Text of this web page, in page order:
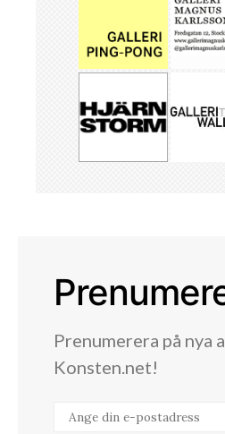
Prenumerera på nya
Konsten.net!